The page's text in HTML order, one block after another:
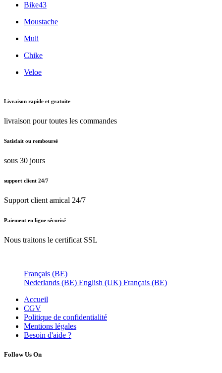
Bike43
Moustache
Muli
Chike
Veloe
Livraison rapide et gratuite
livraison pour toutes les commandes
Satisfait ou remboursé
sous 30 jours
support client 24/7
Support client amical 24/7
Paiement en ligne sécurisé
Nous traitons le certificat SSL
Français (BE)
Nederlands (BE) English (UK) Français (BE)
Accueil
CGV
Politique de confidentialité
Mentions légales
Besoin d'aide ?
Follow Us On